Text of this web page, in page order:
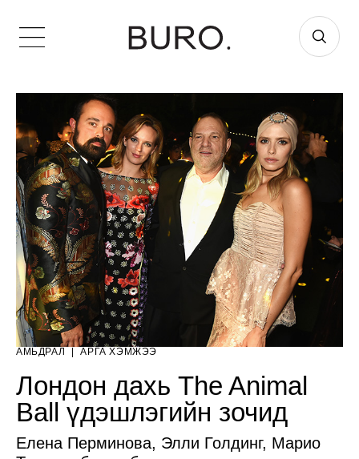
АМЬДРАЛ | АРГА ХЭМЖЭЭ
Лондон дахь The Animal
Ball үдэшлэгийн зочид
Елена Перминова, Элли Голдинг, Марио